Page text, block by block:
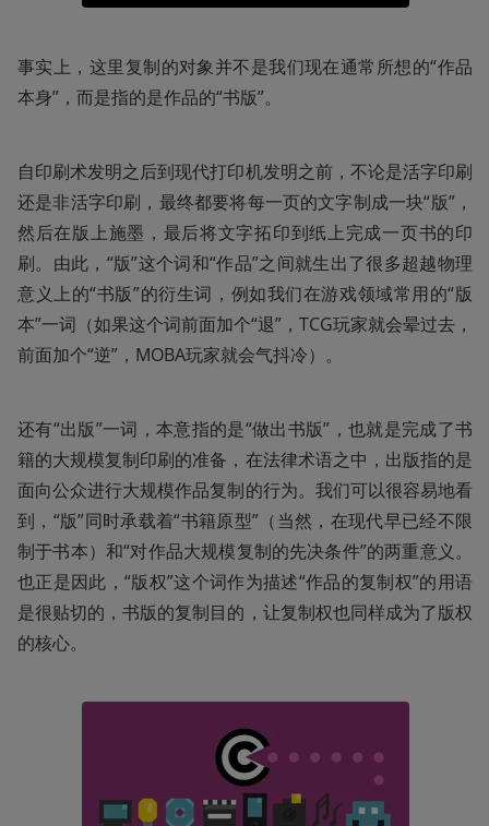
事实上，这里复制的对象并不是我们现在通常所想的“作品
本身”，而是指的是作品的“书版”。
自印刷术发明之后到现代打印机发明之前，不论是活字印刷
还是非活字印刷，最终都要将每一页的文字制成一块“版”，
然后在版上施墨，最后将文字拓印到纸上完成一页书的印
刷。由此，“版”这个词和“作品”之间就生出了很多超越物理
意义上的“书版”的衍生词，例如我们在游戏领域常用的“版
本”一词（如果这个词前面加个“退”，TCG玩家就会晕过去，
前面加个“逆”，MOBA玩家就会气抖冷）。
还有“出版”一词，本意指的是“做出书版”，也就是完成了书
籍的大规模复制印刷的准备，在法律术语之中，出版指的是
面向公众进行大规模作品复制的行为。我们可以很容易地看
到，“版”同时承载着“书籍原型”（当然，在现代早已经不限
制于书本）和“对作品大规模复制的先决条件”的两重意义。
也正是因此，“版权”这个词作为描述“作品的复制权”的用语
是很贴切的，书版的复制目的，让复制权也同样成为了版权
的核心。